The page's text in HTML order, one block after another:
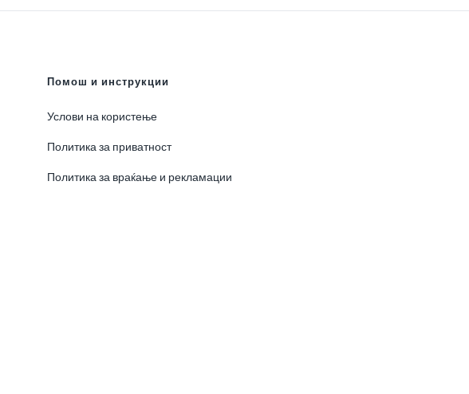
Помош и инструкции
Услови на користење
Политика за приватност
Политика за враќање и рекламации